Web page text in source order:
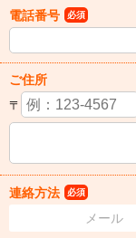
電話番号 必須
ご住所
〒
連絡方法 必須
メール